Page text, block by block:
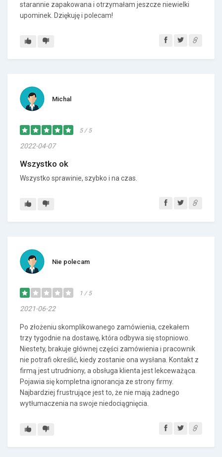
starannie zapakowana i otrzymałam jeszcze niewielki
upominek. Dziękuję i polecam!
Michal
5 / 5
2022-04-07
Wszystko ok
Wszystko sprawinie, szybko i na czas.
Nie polecam
1 / 5
2021-06-22
Po złożeniu skomplikowanego zamówienia, czekałem
trzy tygodnie na dostawę, która odbywa się stopniowo.
Niestety, brakuje głównej części zamówienia i pracownik
nie potrafi określić, kiedy zostanie ona wysłana. Kontakt z
firmą jest utrudniony, a obsługa klienta jest lekceważąca.
Pojawia się kompletna ignorancja ze strony firmy.
Najbardziej frustrujące jest to, że nie mają żadnego
wytłumaczenia na swoje niedociągnięcia.